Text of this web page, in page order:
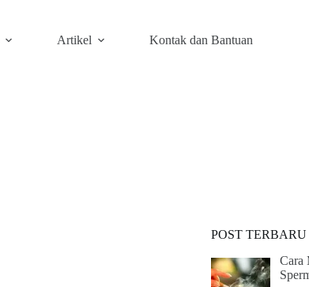
Artikel Kontak dan Bantuan
POST TERBARU
Cara